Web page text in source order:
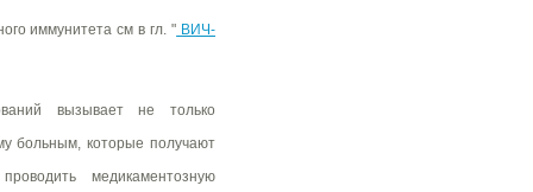
иммунитета см в гл. " ВИЧ-
вызывает не только
больным, которые получают
медикаментозную